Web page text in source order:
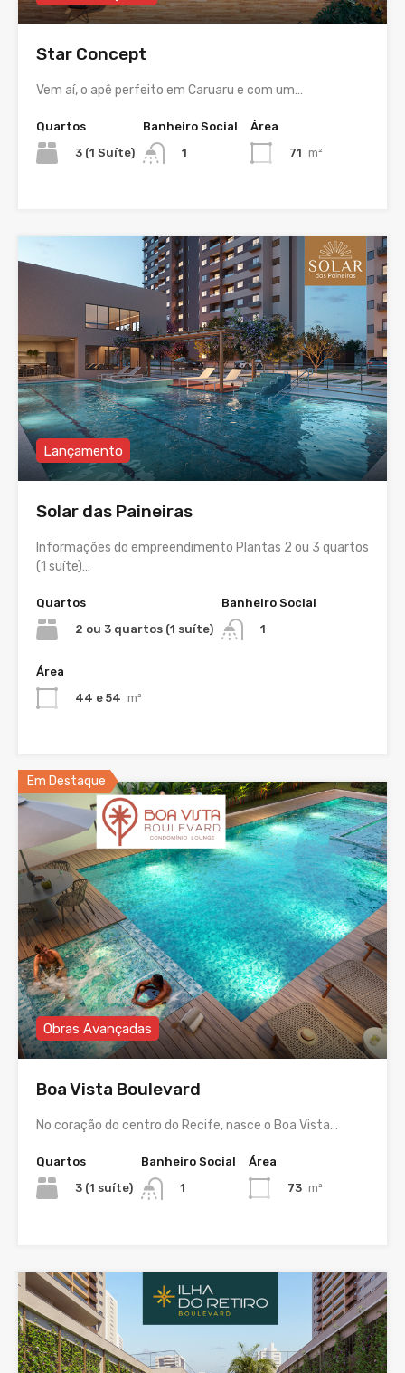
Star Concept
Vem aí, o apê perfeito em Caruaru e com um…
Quartos
3 (1 Suíte)
Banheiro Social
1
Área
71 m²
Lançamento
Solar das Paineiras
Informações do empreendimento Plantas 2 ou 3 quartos
(1 suíte)…
Quartos
2 ou 3 quartos (1 suíte)
Banheiro Social
1
Área
44 e 54 m²
Em Destaque
Obras Avançadas
Boa Vista Boulevard
No coração do centro do Recife, nasce o Boa Vista…
Quartos
3 (1 suíte)
Banheiro Social
1
Área
73 m²